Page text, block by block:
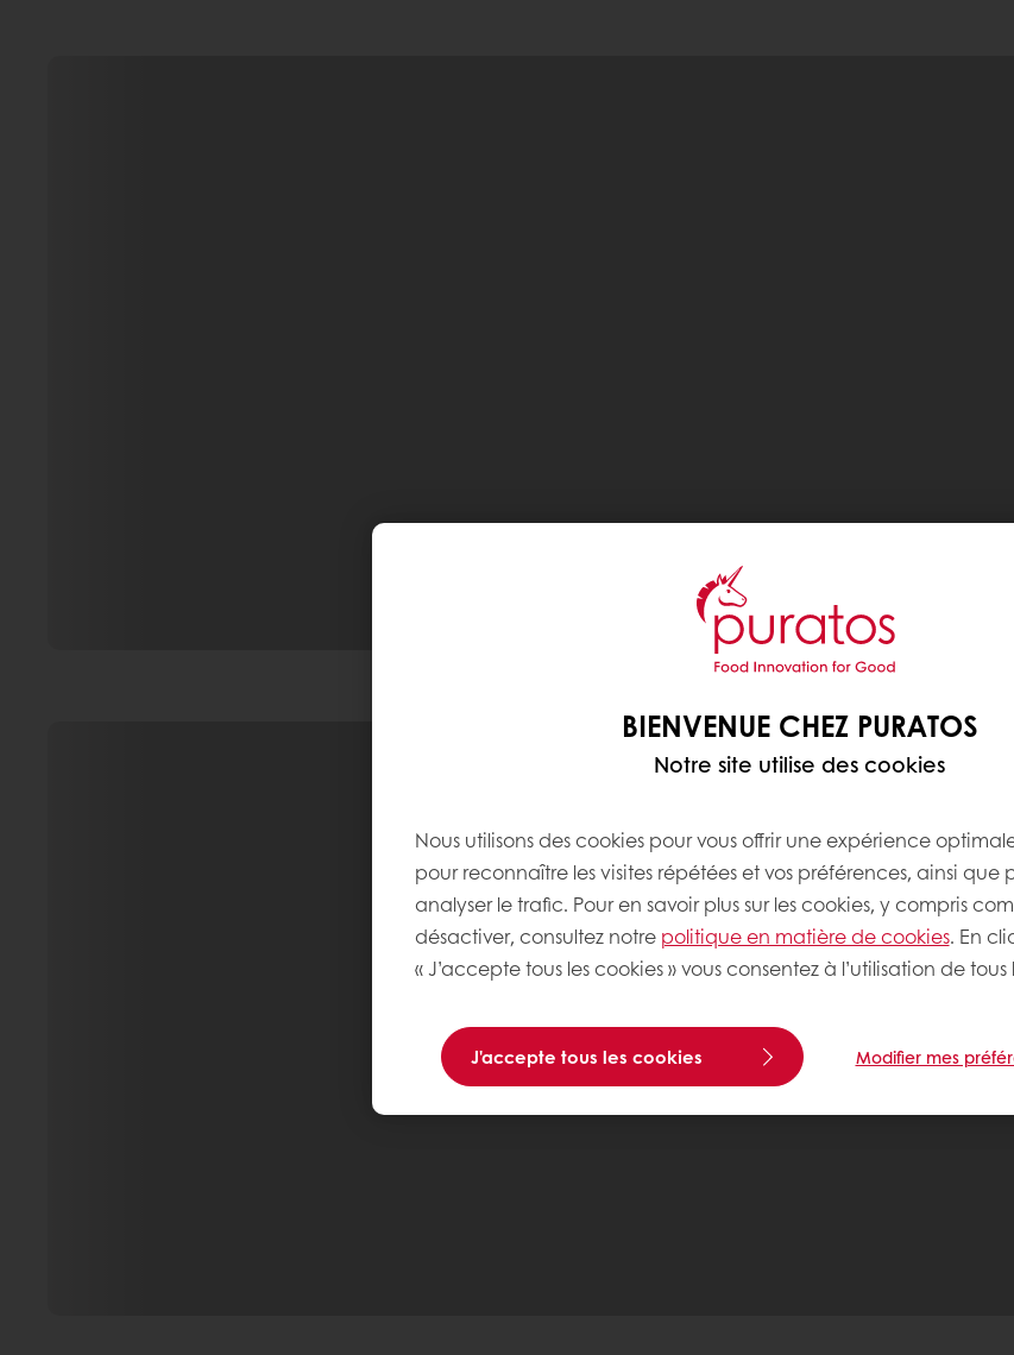
BIENVENUE CHEZ PURATOS
Notre site utilise des cookies
Nous utilisons des cookies pour vous offrir une expérience
pour reconnaître les visites répétées et vos préférences, ainsi que
analyser le trafic. Pour en savoir plus sur les cookies, y compris
désactiver, consultez notre politique en matière de cookies. En
« J’accepte tous les cookies » vous consentez à l’utilisation de tous
J'accepte tous les cookies Modifier mes